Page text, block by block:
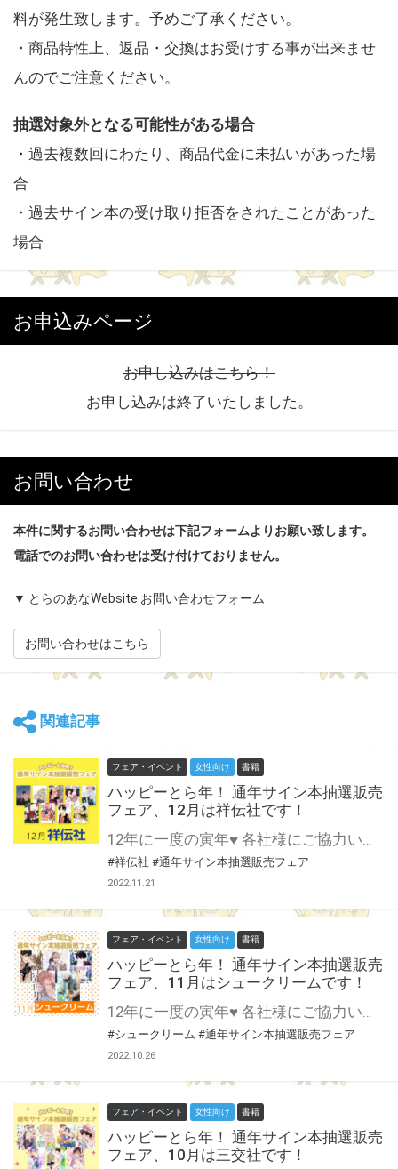
料が発生致します。予めご了承ください。
・商品特性上、返品・交換はお受けする事が出来ませ
んのでご注意ください。
抽選対象外となる可能性がある場合
・過去複数回にわたり、商品代金に未払いがあった場
合
・過去サイン本の受け取り拒否をされたことがあった
場合
お申込みページ
お申し込みはこちら！
お申し込みは終了いたしました。
お問い合わせ
本件に関するお問い合わせは下記フォームよりお願い致します。
電話でのお問い合わせは受け付けておりません。
▼ とらのあなWebsite お問い合わせフォーム
お問い合わせはこちら
関連記事
フェア・イベント 女性向け 書籍
ハッピーとら年！ 通年サイン本抽選販売
フェア、12月は祥伝社です！
#祥伝社 #通年サイン本抽選販売フェア
2022.11.21
フェア・イベント 女性向け 書籍
ハッピーとら年！ 通年サイン本抽選販売
フェア、11月はシュークリームです！
#シュークリーム #通年サイン本抽選販売フェア
2022.10.26
フェア・イベント 女性向け 書籍
ハッピーとら年！ 通年サイン本抽選販売
フェア、10月は三交社です！